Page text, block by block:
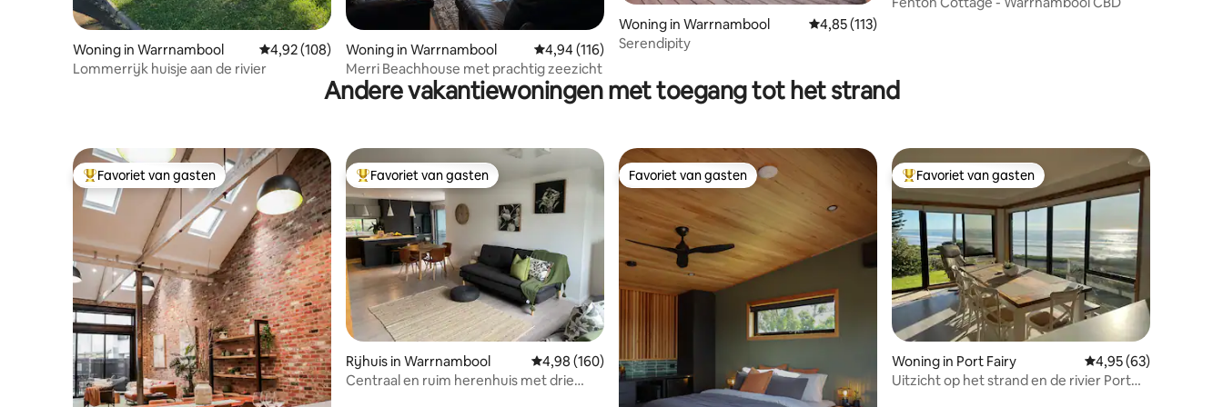
Woning in Warrnambool Gemiddelde beoordeling van 4,92 op 5, 108 recensies
4,92 (108)
Lommerrijk huisje aan de rivier
Woning in Warrnambool Gemiddelde beoordeling van 4,94 op 5, 116 recensies
4,94 (116)
Merri Beachhouse met prachtig zeezicht
Woning in Warrnambool Gemiddelde beoordeling van 4,85 op 5, 113 recensies
4,85 (113)
Serendipity
Andere vakantiewoningen met toegang tot het strand
Topfavoriet van gasten
Favoriet van gasten Topfavoriet van gasten
Favoriet van gasten
Rijhuis in Warrnambool Gemiddelde beoordeling van 4,98 op 5, 160 recensies
4,98 (160)
Centraal en ruim herenhuis met drie
Favoriet van gasten
Favoriet van gasten Topfavoriet van gasten
Favoriet van gasten
Woning in Port Fairy Gemiddelde
4,95 (63)
Uitzicht op het strand en de rivier Port